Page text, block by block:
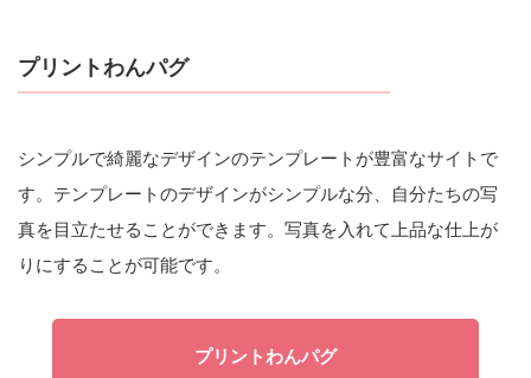
プリントわんパグ
シンプルで綺麗なデザインのテンプレートが豊富なサイトで
す。テンプレートのデザインがシンプルな分、自分たちの写
真を目立たせることができます。写真を入れて上品な仕上が
りにすることが可能です。
プリントわんパグ